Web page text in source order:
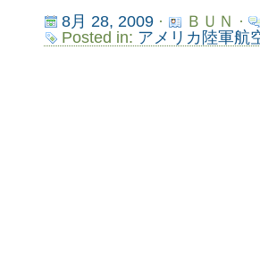
8月 28, 2009·
ＢＵＮ ·
Posted in: アメリカ陸軍航